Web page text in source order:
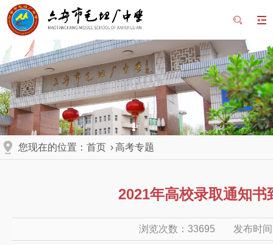
您现在的位置： 首页 ›高考专题
2021年高校录取通知书
浏览次数： 33695 发布时